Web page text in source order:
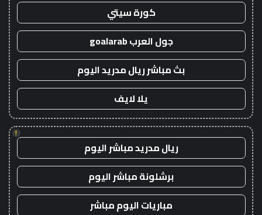
كورة سيتي
جول العرب goalarab
بث مباشر ريال مدريد اليوم
يلا لايف
!
ريال مدريد مباشر اليوم
برشلونة مباشر اليوم
مباريات اليوم مباشر